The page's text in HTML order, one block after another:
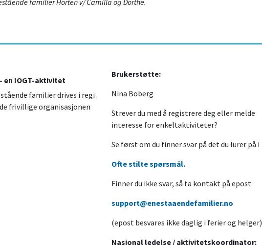
familier Horten v/ Camilla og Dorthe.
en IOGT-aktivitet
familier drives i regi
frivillige organisasjonen
Brukerstøtte:
Nina Boberg
Strever du med å registrere deg eller melde
interesse for enkeltaktiviteter?
Se først om du finner svar på det du lurer på i
Ofte stilte spørsmål.
Finner du ikke svar, så ta kontakt på epost
support@enestaaendefamilier.no
(epost besvares ikke daglig i ferier og helger)
Nasjonal ledelse / aktivitetskoordinator: